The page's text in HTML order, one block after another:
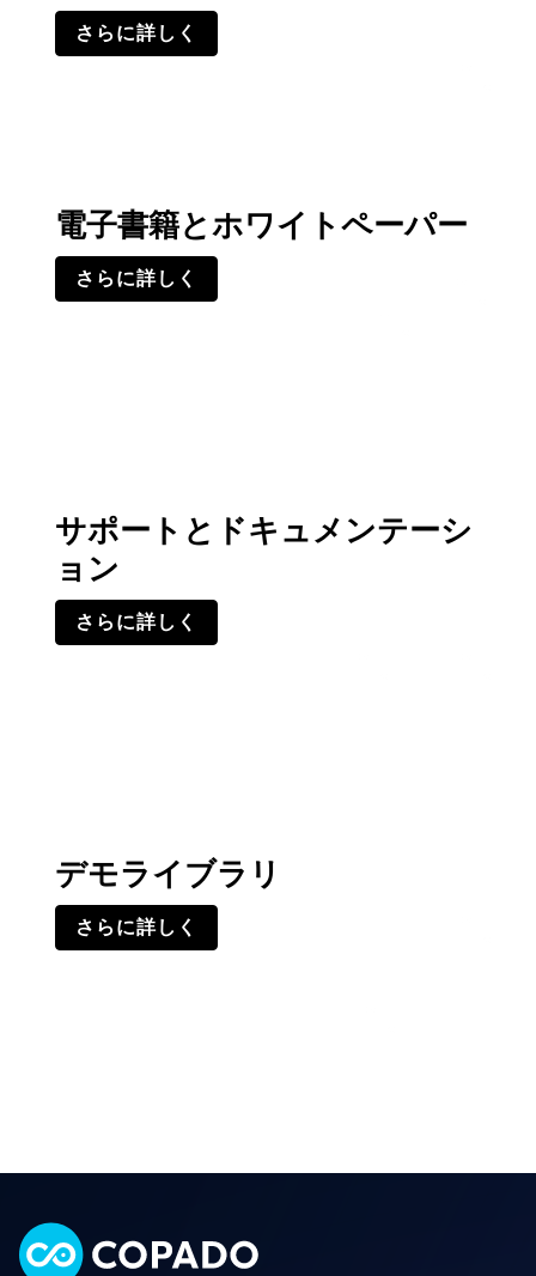
さらに詳しく
電子書籍とホワイトペーパー
さらに詳しく
サポートとドキュメンテーシ
ョン
さらに詳しく
デモライブラリ
さらに詳しく